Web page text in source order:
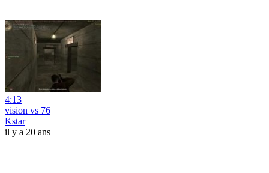
4:13
vision vs 76
Kstar
il y a 20 ans